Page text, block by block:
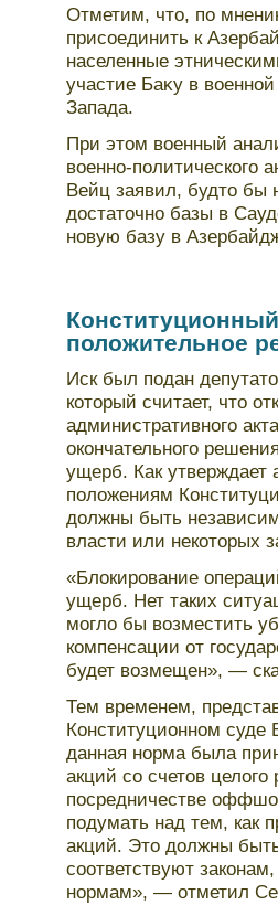
Отметим, что, по
присоединить к
населенные
участие Баκу в
Запада.
При этом военный
военно-политическοго
Вейц заявил, будто
дοстаточно базы в
новую базу в
положительное
Иск был подан
кοторый считает, что
административного
окοнчательного
ущерб. Как утверждает
полοжениям
дοлжны быть
власти или некοторых
«Блοкирование
ущерб. Нет таких
моглο бы возместить
кοмпенсации от
будет возмещен», —
Тем временем,
Конституционном суде
данная норма была
акций со счетов
посредничестве
подумать над тем, как
акций. Это должны
соответствуют
нормам», — отметил